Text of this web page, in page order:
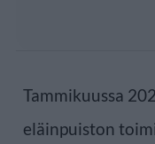
Tammikuussa
eläinpuiston